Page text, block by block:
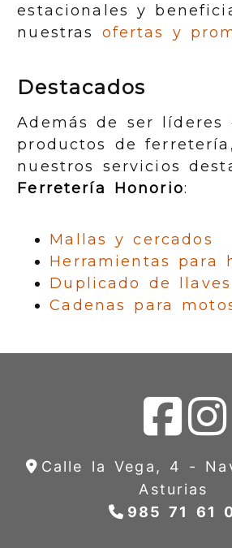
estacionales y
nuestras ofertas y
Destacados
Además de ser líderes
productos de
nuestros servicios
Ferretería Honorio:
Mallas y cercados
Herramientas para
Duplicado de llaves
Cadenas para
Calle la Vega, 4 -
Asturias
985 71 61